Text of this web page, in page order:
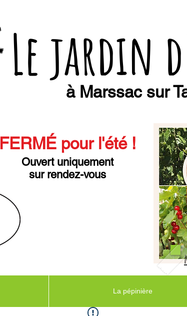
Le jardin
à Marssac sur
FERMÉ pour l'été!
Ouvert uniquement
sur rendez-vous
La pépinière